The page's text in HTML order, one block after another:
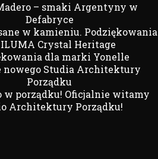
– smaki Argentyny w
Defabryce
w kamieniu. Podziękowania
Crystal Heritage
dla marki Yonelle
nowego Studia Architektury
Porządku
w porządku! Oficjalnie witamy
Architektury Porządku!